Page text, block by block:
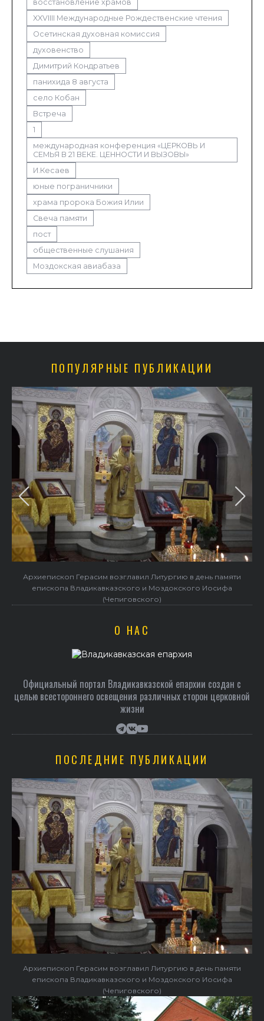
восстановление храмов
XXVIIII Международные Рождественские чтения
Осетинская духовная комиссия
духовенство
Димитрий Кондратьев
панихида 8 августа
село Кобан
Встреча
1
международная конференция «ЦЕРКОВЬ И
СЕМЬЯ В 21 ВЕКЕ. ЦЕННОСТИ И ВЫЗОВЫ»
И.Кесаев
юные пограничники
храма пророка Божия Илии
Свеча памяти
пост
общественные слушания
Моздокская авиабаза
ПОПУЛЯРНЫЕ ПУБЛИКАЦИИ
Архиепископ Герасим возглавил Литургию в день памяти
епископа Владикавказского и Моздокского Иосифа
(Чепиговского)
О НАС
Официальный портал Владикавказской епархии создан c
целью всестороннего освещения различных сторон церковной
жизни
ПОСЛЕДНИЕ ПУБЛИКАЦИИ
Архиепископ Герасим возглавил Литургию в день памяти
епископа Владикавказского и Моздокского Иосифа
(Чепиговского)